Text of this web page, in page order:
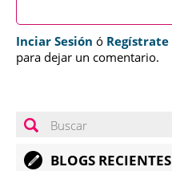
Inciar Sesión ó Regístrate
para dejar un comentario.
BLOGS RECIENTES